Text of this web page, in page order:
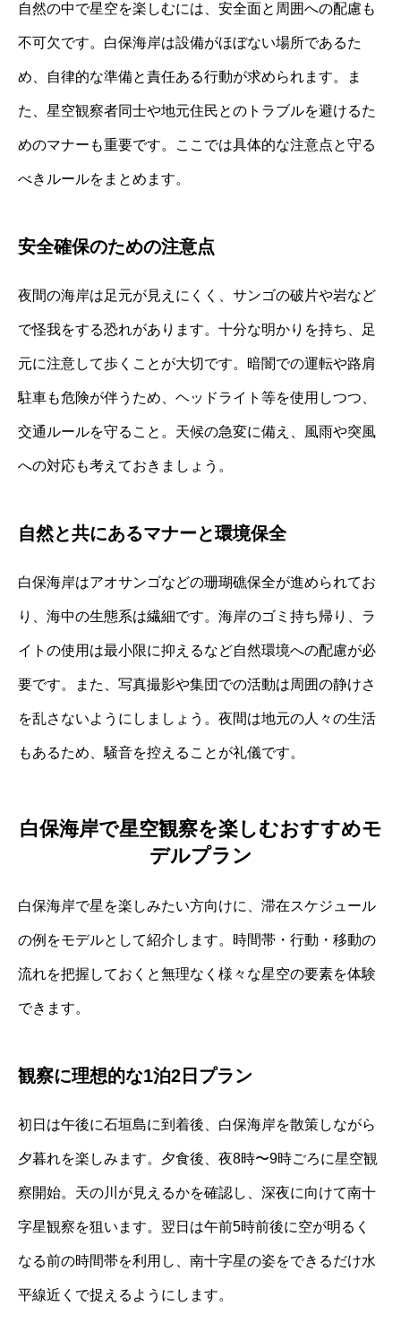
自然の中で星空を楽しむには、安全面と周囲への配慮も
不可欠です。白保海岸は設備がほぼない場所であるた
め、自律的な準備と責任ある行動が求められます。ま
た、星空観察者同士や地元住民とのトラブルを避けるた
めのマナーも重要です。ここでは具体的な注意点と守る
べきルールをまとめます。
安全確保のための注意点
夜間の海岸は足元が見えにくく、サンゴの破片や岩など
で怪我をする恐れがあります。十分な明かりを持ち、足
元に注意して歩くことが大切です。暗闇での運転や路肩
駐車も危険が伴うため、ヘッドライト等を使用しつつ、
交通ルールを守ること。天候の急変に備え、風雨や突風
への対応も考えておきましょう。
自然と共にあるマナーと環境保全
白保海岸はアオサンゴなどの珊瑚礁保全が進められてお
り、海中の生態系は繊細です。海岸のゴミ持ち帰り、ラ
イトの使用は最小限に抑えるなど自然環境への配慮が必
要です。また、写真撮影や集団での活動は周囲の静けさ
を乱さないようにしましょう。夜間は地元の人々の生活
もあるため、騒音を控えることが礼儀です。
白保海岸で星空観察を楽しむおすすめモ
デルプラン
白保海岸で星を楽しみたい方向けに、滞在スケジュール
の例をモデルとして紹介します。時間帯・行動・移動の
流れを把握しておくと無理なく様々な星空の要素を体験
できます。
観察に理想的な1泊2日プラン
初日は午後に石垣島に到着後、白保海岸を散策しながら
夕暮れを楽しみます。夕食後、夜8時〜9時ごろに星空観
察開始。天の川が見えるかを確認し、深夜に向けて南十
字星観察を狙います。翌日は午前5時前後に空が明るく
なる前の時間帯を利用し、南十字星の姿をできるだけ水
平線近くで捉えるようにします。